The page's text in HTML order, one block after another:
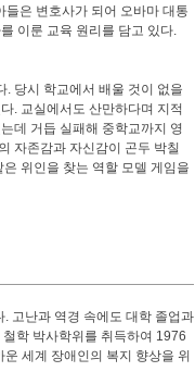
은 변호사가 되어 오바마 대통
이룬 교육 원리를 담고 있다.
. 당시 학교에서 배울 것이 없을
. 교실에서도 산만하다며 지적
데 거듭 실패해 중학교까지 영
자존감과 자신감이 곤두 박칠
위인을 찾는 역할 모델 게임을
고난과 역경 속에도 대학 졸업과
학 박사학위를 취득하여 1976
세계 장애인의 복지 향상을 위